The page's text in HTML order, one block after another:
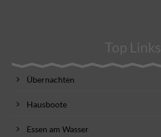
Top Links
Übernachten
Hausboote
Essen am Wasser